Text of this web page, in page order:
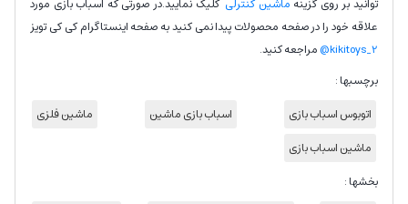
توانید بر روی گزینه ماشین کنترلی کلیک نمایید.در صورتی که اسباب بازی مورد
علاقه خود را در صفحه محصولات پیدا نمی کنید به صفحه اینستاگرام کی کی تویز
kikitoys_2@
مراجعه کنید.
برچسبها :
اتوبوس اسباب بازی
اسباب بازی ماشین
ماشین فلزی
ماشین اسباب بازی
بخشها :